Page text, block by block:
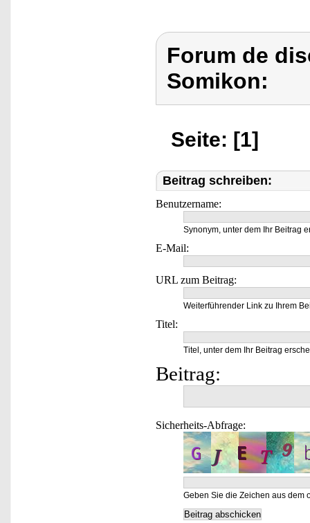
Forum de
Somikon:
Seite: [1]
Beitrag schreiben:
Benutzername:
Synonym, unter dem Ihr Beitrag
E-Mail:
URL zum Beitrag:
Weiterführender Link zu Ihrem
Titel:
Titel, unter dem Ihr Beitrag
Beitrag:
Sicherheits-Abfrage:
Geben Sie die Zeichen aus dem